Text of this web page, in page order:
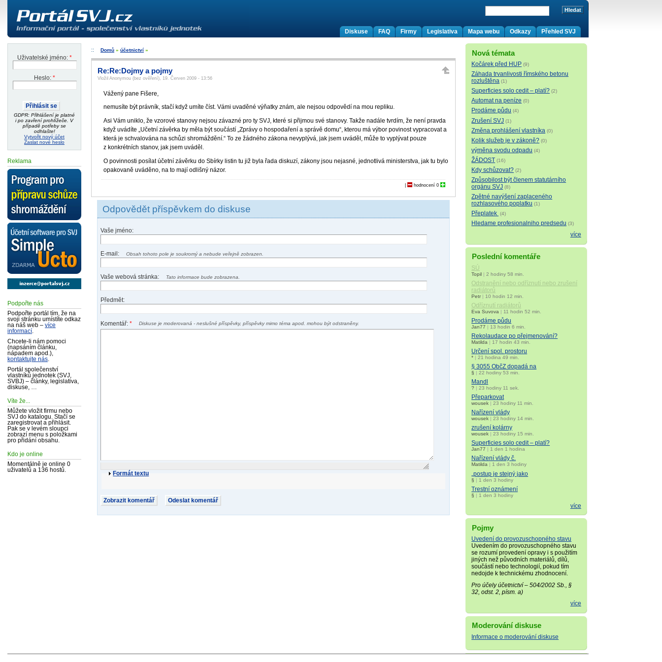
Přehled SVJ
Odkazy
Mapa webu
Legislativa
Firmy
FAQ
Diskuse
Uživatelské jméno: *
Heslo: *
GDPR: Přihlášení je platné
i po zavření prohlížeče. V
případě potřeby se
odhlašte!
Vytvořit nový účet
Zaslat nové heslo
Reklama
Podpořte nás
Podpořte portál tím, že na
svoji stránku umístíte odkaz
na náš web – více
informací
Chcete-li nám pomoci
(napsáním článku,
nápadem apod.),
kontaktujte nás
Portál společenství
vlastníků jednotek (SVJ,
SVBJ) – články, legislativa,
diskuse, …
Víte že...
Můžete vložit firmu nebo
SVJ do katalogu. Stačí se
zaregistrovat a přihlásit.
Pak se v levém sloupci
zobrazí menu s položkami
pro přidání obsahu.
Kdo je online
Momentálně je online 0
uživatelů a 136 hostů.
Nová témata
Kočárek před HUP (9)
Záhada trvanlivosti římského betonu
rozluštěna (1)
Superficies solo cedit – platí? (2)
Automat na peníze (0)
Prodáme půdu (4)
Zrušení SVJ (1)
Změna prohlášení vlastníka (0)
Kolik služeb je v zákoně? (0)
výměna svodu odpadu (4)
ŽÁDOST (16)
Kdy schůzovat? (2)
Způsobilost být členem statutárního
orgánu SVJ (8)
Zpětné navýšení zaplaceného
rozhlasového poplatku (1)
Přeplatek (4)
Hledame profesionalniho predsedu (3)
více
Poslední komentáře
SÚ
Topil |2 hodiny 58 min.
Odstranění nebo odříznutí nebo zrušení
radiátorů
Petr| 10 hodin 12 min.
Odříznutí radiátorů
Eva Suvova | 11 hodin 52 min.
Prodáme půdu
Jan77 | 13 hodin 6 min.
Rekolaudace po přejmenování?
Matilda | 17 hodin 43 min.
Určení spol. prostoru
* |21 hodina 49 min.
§ 3055 ObčZ dopadá na
§ |22 hodiny 53 min.
Mandl
? |23 hodiny 11 sek.
Přeparkovat
wousek |23 hodiny 11 min.
Nařízení vlády
wousek |23 hodiny 14 min.
zrušení kolárny
wousek |23 hodiny 15 min.
Superficies solo cedit – platí?
Jan77 1 den 1 hodina
Nařízení vlády č.
Matilda 1 den 3 hodiny
„postup je stejný jako
§ | 1 den 3 hodiny
Trestní oznámení
§ | 1 den 3 hodiny
více
Pojmy
Uvedení do provozuschopného stavu
Uvedením do provozuschopného stavu
se rozumí provedení opravy i s použitím
jiných než původních materiálů, dílů,
součástí nebo technologií, pokud tím
nedojde k technickému zhodnocení.
Pro účely účetnictví – 504/2002 Sb., §
32, odst. 2, písm. a)
více
Moderování diskuse
Informace o moderování diskuse
Domů » účetnictví »
Re:Re:Dojmy a pojmy
Vložil Anonymou (bez ověření), 19. Červen 2009 - 13:56
Vážený pane Fišere,
nemusíte být právník, stačí když umíte číst. Vámi uvaděné výňatky znám, ale nejsou odpovědí na mou repliku.
Asi Vám uniklo, že vzorové stanovy nejsou závazné pro ty SVJ, které si přijmou své stanovy. Takže nadále tvrdím, že není pravda
když uvádíte „Učetní závěrka by měla být součástí „Zprávy o hospodaření a správě domu“, kterou má výbor povinost vypracovat a
která je schvalována na schůzi shromáždění.“ To ze žádného zákona nevyplývá, jak jsem uváděl, může to vyplývat pouze
z konkrétních stanov, jak jsem uváděl.
O povinnosti posílat účetní závěrku do Sbírky listin tu již byla řada diskuzí, zákony jsou nejasné, jednotlivá ministerstva, jak tu bylo
opakovaně uváděno, na to mají odlišný názor.
hodnocení 0
Odpovědět příspěvkem do diskuse
Vaše jméno:
E-mail: Obsah tohoto pole je soukromý a nebude veřejně zobrazen.
Vaše webová stránka: Tato informace bude zobrazena.
Předmět:
Komentář:* Diskuse je moderovaná - neslušné příspěvky, příspěvky mimo téma apod. mohou být odstraněny.
Formát textu